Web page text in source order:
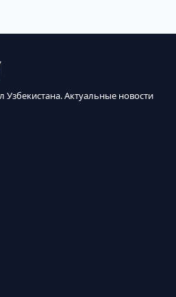
Актуальные новости